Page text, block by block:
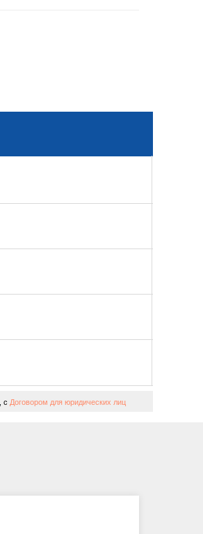
, с Договором для юридических лиц